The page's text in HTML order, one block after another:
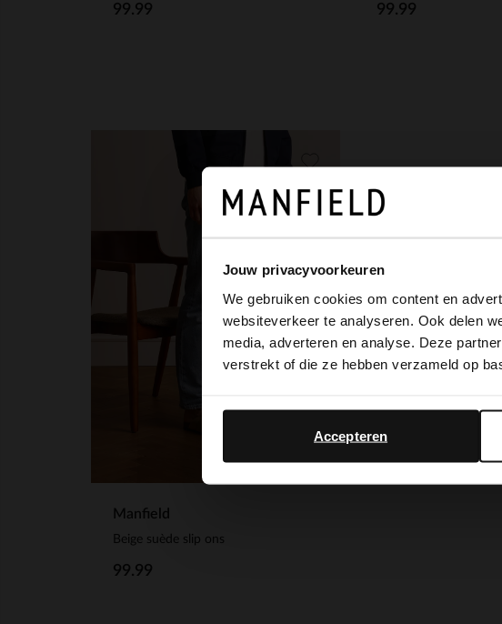
Jouw privacyvoorkeuren
We gebruiken cookies om content en
websiteverkeer te analyseren. Ook delen
media, adverteren en analyse. Deze
verstrekt of die ze hebben verzameld op
Accepteren
99.99 99.99
Manfield
Beige suède slip ons
99.99
It looks like